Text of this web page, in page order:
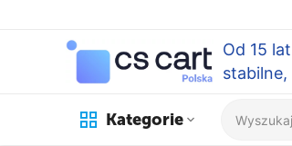
Od 15
Kategorie